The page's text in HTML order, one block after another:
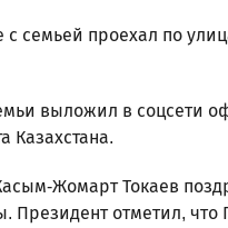
с семьей проехал по
выложил в соцсети
Казахстана.
Жомарт Токаев
отметил, что